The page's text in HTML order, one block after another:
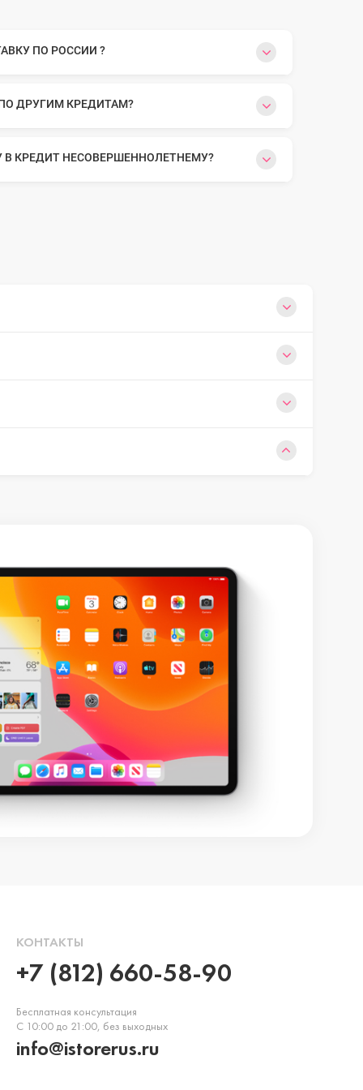
ПО РОССИИ ?
ДРУГИМ КРЕДИТАМ?
КРЕДИТ НЕСОВЕРШЕННОЛЕТНЕМУ?
КОНТАКТЫ
+7 (812) 660-58-90
Бесплатная консультация
С 10:00 до 21:00, без выходных
info@istorerus.ru